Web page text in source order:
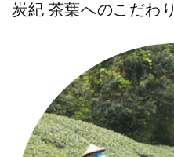
炭紀 茶葉へのこだわり